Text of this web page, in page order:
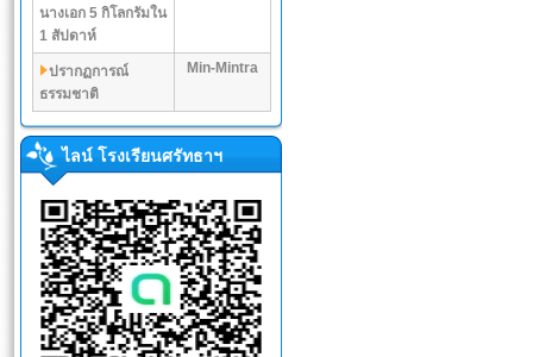
นางเอก 5 กิโลกรัมใน
1 สัปดาห์
ปรากฏการณ์
ธรรมชาติ
Min-Mintra
ไลน์ โรงเรียนศรัทธาฯ